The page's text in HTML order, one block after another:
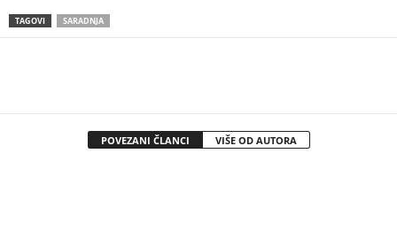
TAGOVI SARADNJA
POVEZANI ČLANCI VIŠE OD AUTORA